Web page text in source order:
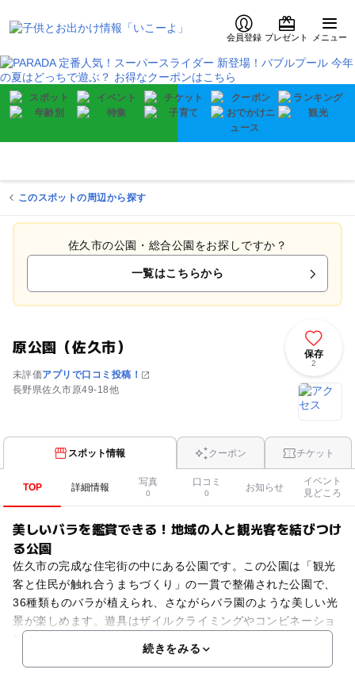
会員登録 プレゼント メニュー
このスポットの周辺から探す
佐久市の公園・総合公園をお探しですか？
一覧はこちらから
原公園（佐久市）
未評価アプリで口コミ投稿！
長野県佐久市原49-18他
保存
2
スポット情報 クーポン チケット
TOP 詳細情報 写真
0
口コミ
0
お知らせ
イベント
見どころ
美しいバラを鑑賞できる！地域の人と観光客を結びつけ
る公園
佐久市の完成な住宅街の中にある公園です。この公園は「観光
客と住民が触れ合うまちづくり」の一貫で整備された公園で、
36種類ものバラが植えられ、さながらバラ園のような美しい光
景が楽しめます。遊具はザイルクライミングやコンビネーショ
続きをみる